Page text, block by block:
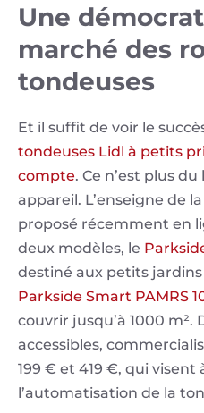
Une
marché des
tondeuses
Et il suffit de voir le
tondeuses Lidl à petits
compte. Ce n’est plus
appareil. L’enseigne de
proposé récemment en
deux modèles, le
destiné aux petits jardins
Parkside Smart PAMRS
couvrir jusqu’à 1000 m².
accessibles,
199 € et 419 €, qui visent
l’automatisation de la